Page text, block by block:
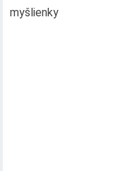
myšlienky